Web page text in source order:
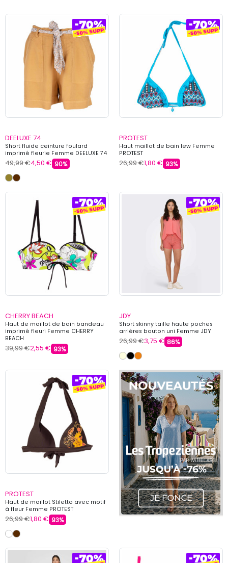
DEELUXE 74
Short fluide ceinture foulard
imprimé fleurie Femme DEELUXE 74
49,99 €4,50 € 90%
PROTEST
Haut maillot de bain lew Femme
PROTEST
26,99 €1,80 € 93%
CHERRY BEACH
Haut de maillot de bain bandeau
imprimé fleuri Femme CHERRY
BEACH
39,99 €2,55 € 93%
JDY
Short skinny taille haute poches
arrières bouton uni Femme JDY
26,99 €3,75 € 86%
PROTEST
Haut de maillot Stiletto avec motif
à fleur Femme PROTEST
26,99 €1,80 € 93%